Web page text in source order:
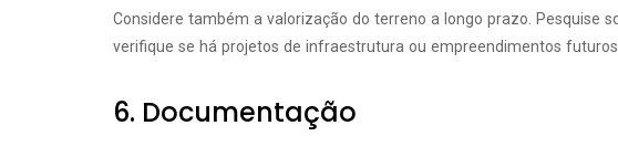
Considere também a valorização do terreno a longo prazo. Pesquise
verifique se há projetos de infraestrutura ou empreendimentos
6. Documentação